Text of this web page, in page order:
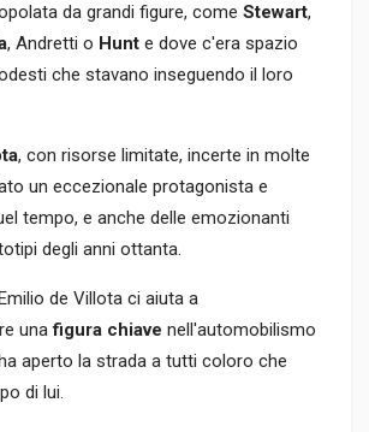
da grandi figure, come Stewart,
, Andretti o Hunt e dove c'era spazio
che stavano inseguendo il loro
, con risorse limitate, incerte in molte
un eccezionale protagonista e
tempo, e anche delle emozionanti
degli anni ottanta.
de Villota ci aiuta a
unafigura chiave nell'automobilismo
aperto la strada a tutti coloro che
di lui.